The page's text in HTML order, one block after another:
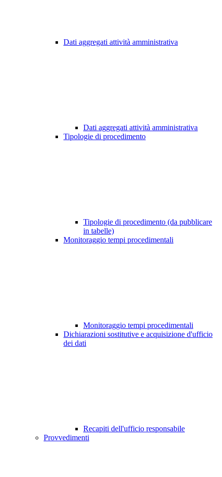
Dati aggregati attività amministrativa
Dati aggregati attività amministrativa
Tipologie di procedimento
Tipologie di procedimento (da pubblicare
in tabelle)
Monitoraggio tempi procedimentali
Monitoraggio tempi procedimentali
Dichiarazioni sostitutive e acquisizione d'ufficio
dei dati
Recapiti dell'ufficio responsabile
Provvedimenti